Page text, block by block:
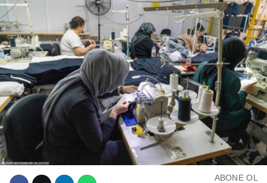
Instagram
Youtube
TikTok
ABONE OL